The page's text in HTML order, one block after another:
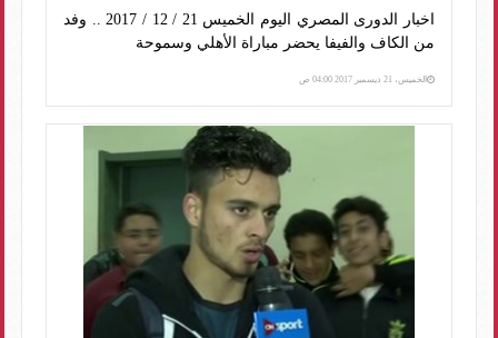
اخبار الدورى المصري اليوم الخميس 21 / 12 / 2017 .. وفد
من الكاف والفيفا يحضر مباراة الأهلي وسموحة
الخميس، 21 ديسمبر 2017 04:00 ص